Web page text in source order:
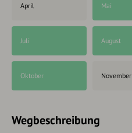
April Mai
Juli August
Oktober November
Wegbeschreibung